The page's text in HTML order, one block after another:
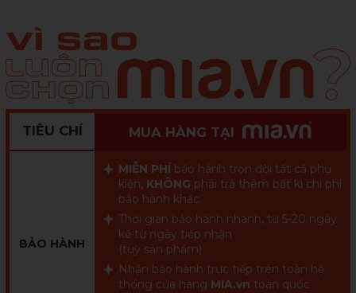
TIÊU CHÍ MUA HÀNG TẠI
BẢO HÀNH
MIỄN PHÍ bảo hành trọn đời tất cả phụ
kiện, KHÔNG phải trả thêm bất kì chi phí
bảo hành khác.
Thời gian bảo hành nhanh, từ 5-20 ngày
kể từ ngày tiếp nhận
(tuỳ sản phẩm)
Nhận bảo hành trực tiếp trên toàn hệ
thống cửa hàng MIA.vn toàn quốc